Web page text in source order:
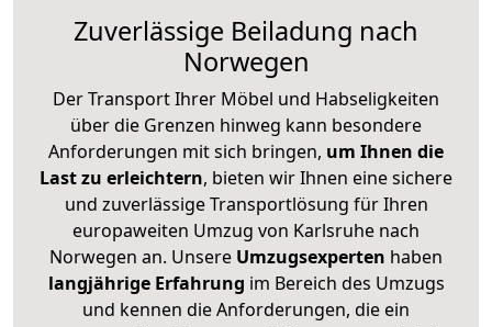
Zuverlässige Beiladung nach
Norwegen
Der Transport Ihrer Möbel und Habseligkeiten
über die Grenzen hinweg kann besondere
Anforderungen mit sich bringen, um Ihnen die
Last zu erleichtern, bieten wir Ihnen eine sichere
und zuverlässige Transportlösung für Ihren
europaweiten Umzug von Karlsruhe nach
Norwegen an. Unsere Umzugsexperten haben
langjährige Erfahrung im Bereich des Umzugs
und kennen die Anforderungen, die ein